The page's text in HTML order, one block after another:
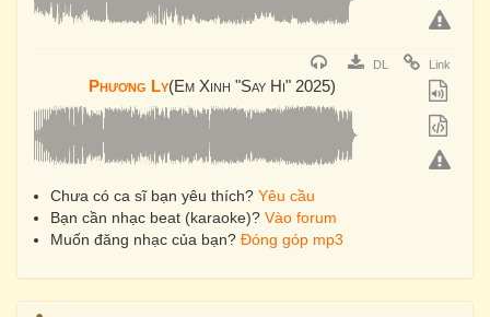
DL Link
Phương Ly(Em Xinh "Say Hi" 2025)
Chưa có ca sĩ bạn yêu thích? Yêu cầu
Bạn cần nhạc beat (karaoke)? Vào forum
Muốn đăng nhạc của bạn? Đóng góp mp3